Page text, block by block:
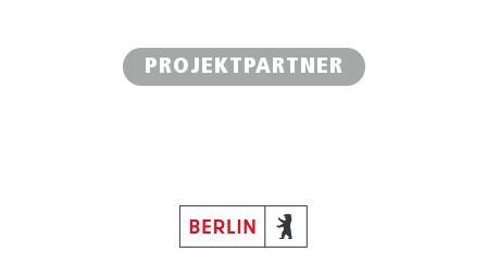
PROJEKTPARTNER